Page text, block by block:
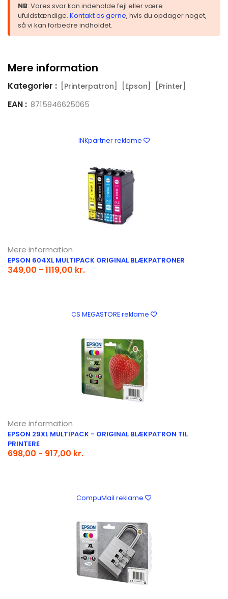
NB: Vores svar kan indeholde fejl eller være
ufuldstændige. Kontakt os gerne, hvis du opdager noget,
så vi kan forbedre indholdet.
Mere information
Kategorier : [Printerpatron] [Epson] [Printer]
EAN : 8715946625065
INKpartner reklame
Mere information
EPSON 604XL MULTIPACK ORIGINAL BLÆKPATRONER
349,00 - 1119,00 kr.
CS MEGASTORE reklame
Mere information
EPSON 29XL MULTIPACK - ORIGINAL BLÆKPATRON TIL
PRINTERE
698,00 - 917,00 kr.
CompuMail reklame